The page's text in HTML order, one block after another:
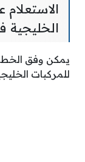
الخليجية
يمكن وفق
للمركبات